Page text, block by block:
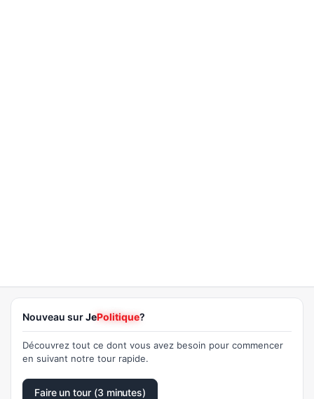
Nouveau surJePolitique?
Découvrez tout ce dont vous avez besoin pour commencer
en suivant notre tour rapide.
Faire un tour (3 minutes)